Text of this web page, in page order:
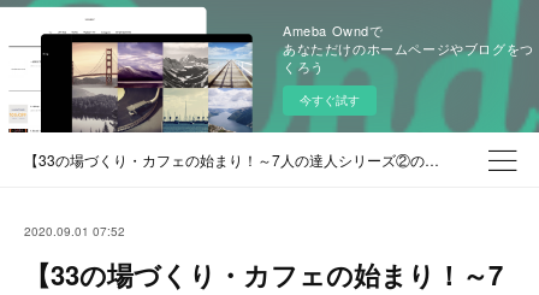
Ameba Owndで
あなただけのホームページやブログをつ
くろう
今すぐ試す
【33の場づくり・カフェの始まり！～7人の達人シリーズ②のご報告～】
2020.09.01 07:52
【33の場づくり・カフェの始まり！～7